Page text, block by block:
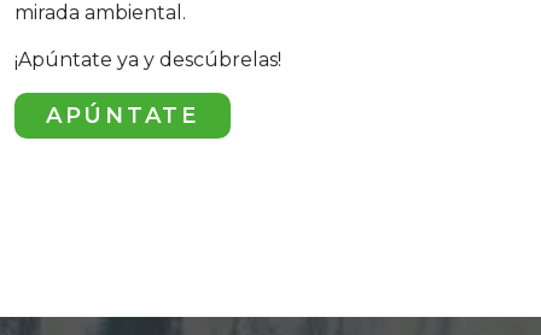
mirada ambiental.
¡Apúntate ya y descúbrelas!
APÚNTATE